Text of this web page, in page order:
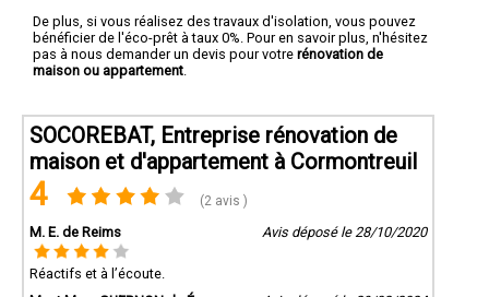
De plus, si vous réalisez des travaux d'isolation, vous pouvez
bénéficier de l'éco-prêt à taux 0%. Pour en savoir plus, n'hésitez
pas à nous demander un devis pour votre rénovation de
maison ou appartement
SOCOREBAT, Entreprise rénovation de
maison et d'appartement à Cormontreuil
4 (2 avis )
M. E. de Reims Avis déposé le 28/10/2020
Réactifs et à l’écoute.